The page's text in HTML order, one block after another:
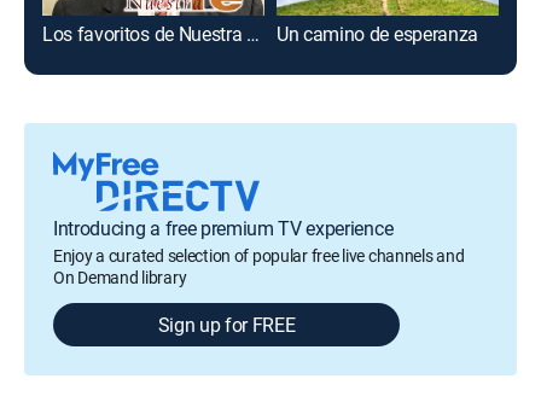
Los favoritos de Nuestra Fe Un camino de esperanza
Introducing a free premium TV experience
Enjoy a curated selection of popular free live channels and
On Demand library
Sign up for FREE